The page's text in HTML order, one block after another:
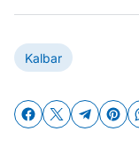
Kalbar